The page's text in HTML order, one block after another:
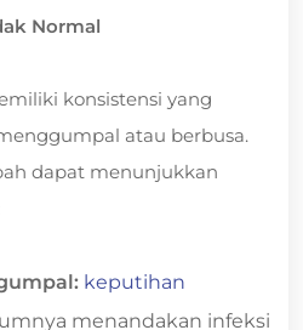
Normal
konsistensi yang
atau berbusa.
dapat menunjukkan
keputihan
menandakan infeksi